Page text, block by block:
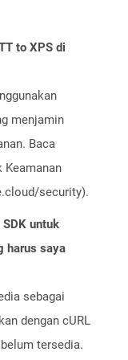
to XPS di
menjamin
Baca
Keamanan
security).
untuk
harus saya
sebagai
dengan cURL
tersedia.